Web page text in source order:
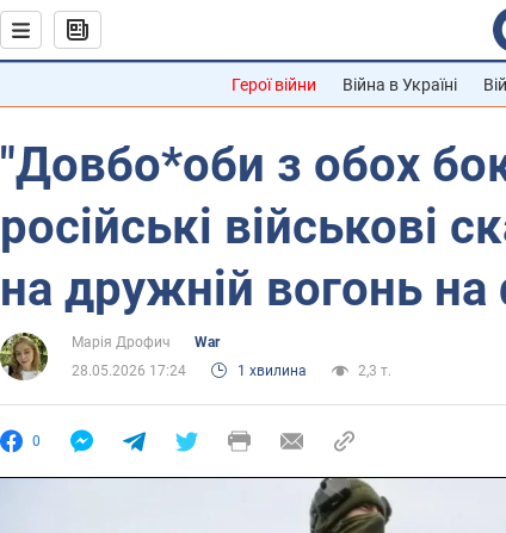
Герої війни Війна в Україні
"Довбо*оби з обох
російські військові
на дружній вогонь на
Марія Дрофич
War
28.05.2026 17:24
1 хвилина 2,3 т.
0